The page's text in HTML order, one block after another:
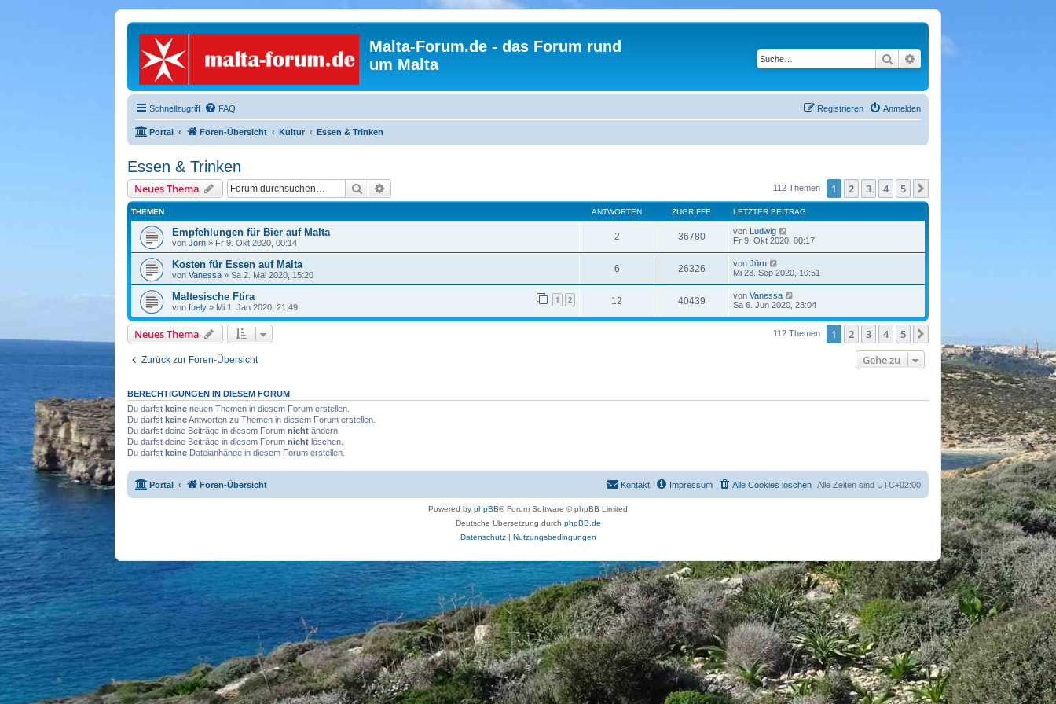
Malta-Forum.de - das Forum rund
um Malta
Suche Erweiterte Suche
Schnellzugriff FAQ Anmelden
Registrieren
Portal Foren-Übersicht Kultur Essen & Trinken
Essen & Trinken
Neues Thema Suche 112 Themen 1 2 3 4 5
THEMEN ANTWORTEN ZUGRIFFE LETZTER BEITRAG
Empfehlungen für Bier auf Malta
von Jörn » Fr 9. Okt 2020, 00:14
2 36780 von Ludwig
Fr 9. Okt 2020, 00:17
Kosten für Essen auf Malta
von Vanessa » Sa 2. Mai 2020, 15:20
6 26326 von Jörn
Mi 23. Sep 2020, 10:51
Maltesische Ftira
von fuely » Mi 1. Jan 2020, 21:49
1 2 12 40439 von Vanessa
Sa 6. Jun 2020, 23:04
Neues Thema 112 Themen 1 2 3 4 5
Zurück zur Foren-Übersicht Gehe zu
BERECHTIGUNGEN IN DIESEM FORUM
Du darfst keine neuen Themen in diesem Forum erstellen.
Du darfst keineAntworten zu Themen in diesem Forum erstellen.
Du darfst deine Beiträge in diesem Forum nicht ändern.
Du darfst deine Beiträge in diesem Forum nicht löschen.
Du darfst keine Dateianhänge in diesem Forum erstellen.
Portal Foren-Übersicht Alle Zeiten sind UTC+02:00
Alle Cookies löschen
Impressum
Kontakt
Powered by phpBB® Forum Software © phpBB Limited
Deutsche Übersetzung durch phpBB.de
Datenschutz| Nutzungsbedingungen